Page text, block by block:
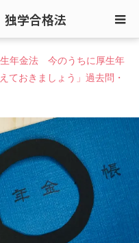
学合格法
生年金法 今のうちに厚生年
ておきましょう」過去問・